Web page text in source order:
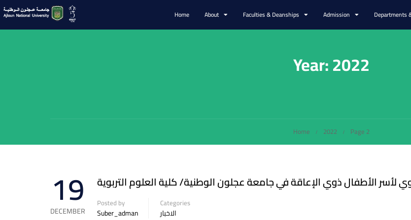
Home About Faculties & Deanships Admission Departments
Year: 2022
Home 2022 Page 2
19
DECEMBER
لأسر الأطفال ذوي الإعاقة في جامعة عجلون الوطنية/ كلية العلوم التربوية
Posted by
Suber_adman
Categories
الاخبار